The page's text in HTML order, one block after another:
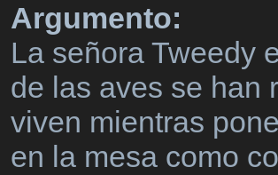
Argumento:
La señora Tweedy
de las aves se han
viven mientras
en la mesa como